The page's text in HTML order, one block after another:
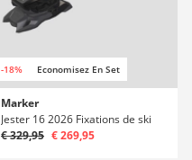
-18% Economisez En Set
Marker
Jester 16 2026 Fixations de ski
€ 329,95 € 269,95